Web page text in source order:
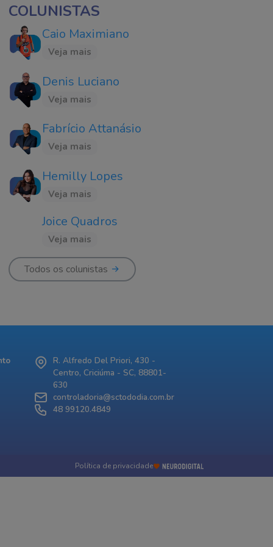
COLUNISTAS
Caio Maximiano
Veja mais
Denis Luciano
Veja mais
Fabrício Attanásio
Veja mais
Hemilly Lopes
Veja mais
Joice Quadros
Veja mais
Todos os colunistas
R. Alfredo Del Priori, 430 -
Centro, Criciúma - SC, 88801-
630
controladoria@sctododia.com.br
48 99120.4849
Política de privacidade